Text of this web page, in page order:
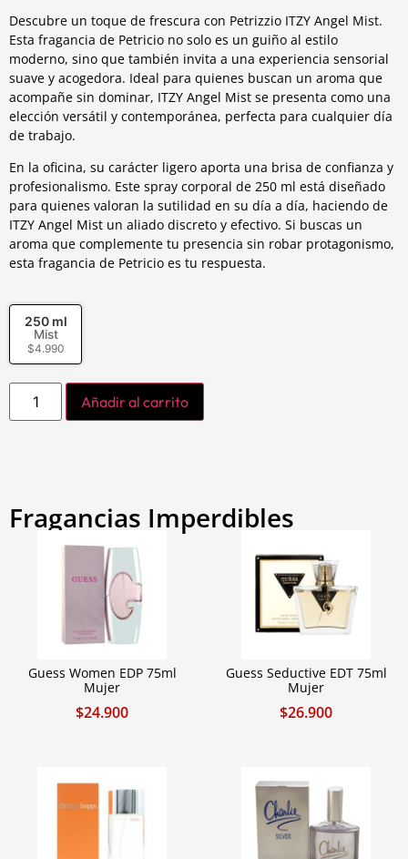
Descubre un toque de frescura con Petrizzio ITZY Angel Mist.
Esta fragancia de Petricio no solo es un guiño al estilo
moderno, sino que también invita a una experiencia sensorial
suave y acogedora. Ideal para quienes buscan un aroma que
acompañe sin dominar, ITZY Angel Mist se presenta como una
elección versátil y contemporánea, perfecta para cualquier día
de trabajo.
En la oficina, su carácter ligero aporta una brisa de confianza y
profesionalismo. Este spray corporal de 250 ml está diseñado
para quienes valoran la sutilidad en su día a día, haciendo de
ITZY Angel Mist un aliado discreto y efectivo. Si buscas un
aroma que complemente tu presencia sin robar protagonismo,
esta fragancia de Petricio es tu respuesta.
250 ml
Mist
$4.990
Añadir al carrito
Fragancias Imperdibles
Guess Women EDP 75ml
Mujer
$24.900
Guess Seductive EDT 75ml
Mujer
$26.900